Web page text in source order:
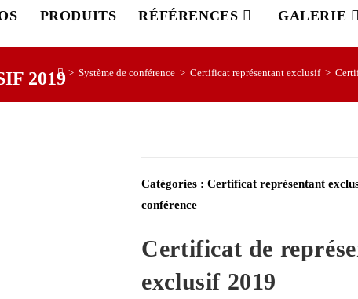
PRODUITS RÉFÉRENCES GALERIE
2019 > Système de conférence > Certificat représentant exclusif >
Catégories :Certificat représentant
conférence
Certificat de
exclusif 2019